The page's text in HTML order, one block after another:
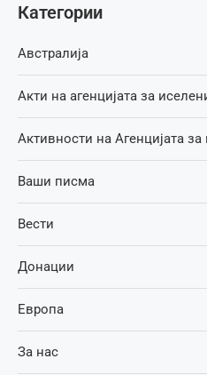
Категории
Австралија
Акти на агенцијата за
Активности на Агенцијата
Ваши писма
Вести
Донации
Европа
За нас